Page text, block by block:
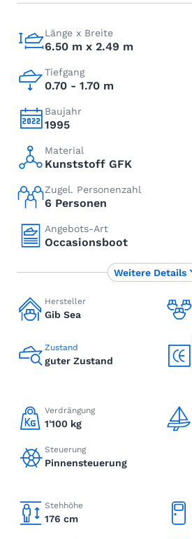
Länge x Breite
6.50 m x 2.49 m
Tiefgang
0.70 - 1.70 m
Baujahr
1995
Material
Kunststoff GFK
Zugel. Personenzahl
6 Personen
Angebots-Art
Occasionsboot
Hersteller
Gib Sea
Zustand
guter Zustand
Verdrängung
1'100 kg
Steuerung
Pinnensteuerung
Stehhöhe
176 cm
Weitere Details